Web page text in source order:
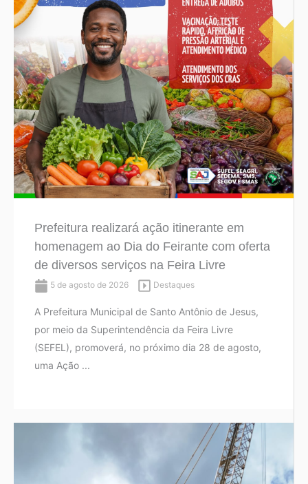
Prefeitura realizará ação itinerante em
homenagem ao Dia do Feirante com oferta
de diversos serviços na Feira Livre
5 de agosto de 2026 Destaques
A Prefeitura Municipal de Santo Antônio de Jesus,
por meio da Superintendência da Feira Livre
(SEFEL), promoverá, no próximo dia 28 de agosto,
uma Ação ...